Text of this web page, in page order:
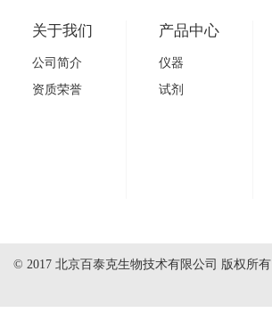
关于我们
公司简介
资质荣誉
产品中心
仪器
试剂
© 2017 北京百泰克生物技术有限公司 版权所有